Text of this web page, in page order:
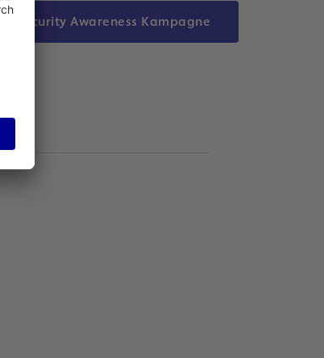
Zur Security Awareness Kampagne